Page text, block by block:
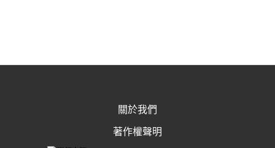
關於我們
著作權聲明